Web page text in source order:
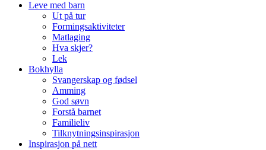
Leve med barn
Ut på tur
Formingsaktiviteter
Matlaging
Hva skjer?
Lek
Bokhylla
Svangerskap og fødsel
Amming
God søvn
Forstå barnet
Familieliv
Tilknytningsinspirasjon
Inspirasjon på nett